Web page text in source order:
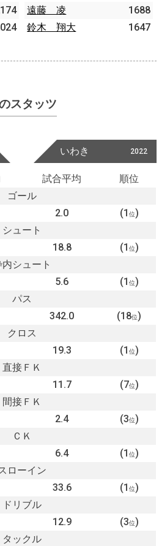
遠藤 凌
1688
鈴木 翔大
1647
スタッツ
2022
いわき
試合平均
順位
ゴール
2.0 (1 位)
シュート
18.8 (1 位)
内シュート
5.6 (1 位)
パス
342.0 (18位)
クロス
19.3 (1 位)
直接ＦＫ
11.7 (7位)
間接ＦＫ
2.4 (3位)
ＣＫ
6.4 (1 位)
ローイン
33.6 (1 位)
ドリブル
12.9 (3位)
タックル